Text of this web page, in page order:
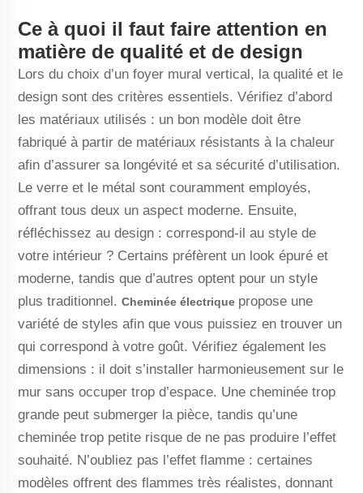
Ce à quoi il faut faire attention en
matière de qualité et de design
Lors du choix d’un foyer mural vertical, la qualité et le
design sont des critères essentiels. Vérifiez d’abord
les matériaux utilisés : un bon modèle doit être
fabriqué à partir de matériaux résistants à la chaleur
afin d’assurer sa longévité et sa sécurité d’utilisation.
Le verre et le métal sont couramment employés,
offrant tous deux un aspect moderne. Ensuite,
réfléchissez au design : correspond-il au style de
votre intérieur ? Certains préfèrent un look épuré et
moderne, tandis que d’autres optent pour un style
plus traditionnel. Cheminée électrique propose une
variété de styles afin que vous puissiez en trouver un
qui correspond à votre goût. Vérifiez également les
dimensions : il doit s’installer harmonieusement sur le
mur sans occuper trop d’espace. Une cheminée trop
grande peut submerger la pièce, tandis qu’une
cheminée trop petite risque de ne pas produire l’effet
souhaité. N’oubliez pas l’effet flamme : certaines
modèles offrent des flammes très réalistes, donnant